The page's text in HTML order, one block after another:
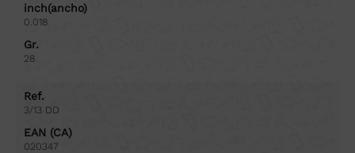
inch(ancho)
0.018
Gr.
28
Ref.
3/13 DD
EAN (CA)
020347